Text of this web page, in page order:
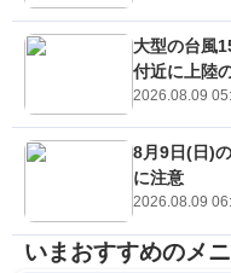
大型の台風
付近に上陸
2026.08.09
8月9日(日)
に注意
2026.08.09
いまおすすめのメ